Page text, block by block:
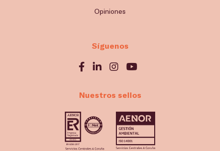
Opiniones
Síguenos
Nuestros sellos